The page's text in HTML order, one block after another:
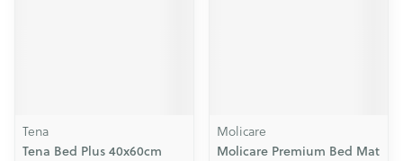
Tena
Tena Bed Plus 40x60cm
Molicare
Molicare Premium Bed Mat